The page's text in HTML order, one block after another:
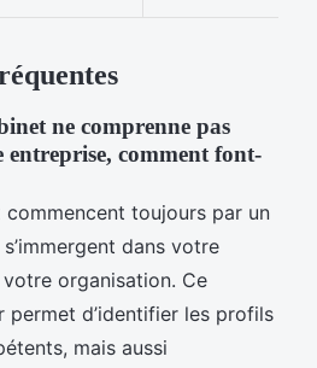
ne comprenne pas
comment font-
commencent toujours par un
dans votre
organisation. Ce
d’identifier les profils
mais aussi